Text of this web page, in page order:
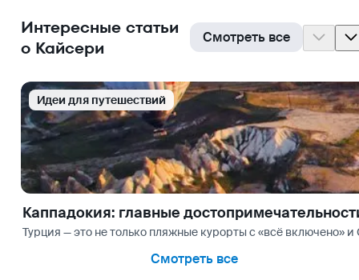
Интересные статьи
о Кайсери
Смотреть все
Идеи для путешествий
Каппадокия: главные
Турция — это не только пляжные курорты с «всё включено»
Смотреть все